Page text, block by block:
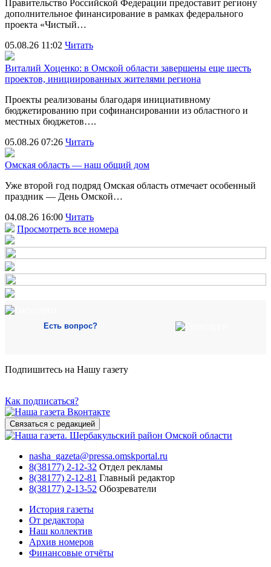
Правительство Российской Федерации предоставит региону
дополнительное финансирование в рамках федерального
проекта «Чистый…
05.08.26 11:02 Читать
Виталий Хоценко: в Омской области завершены еще шесть
проектов, инициированных жителями региона
Проекты реализованы благодаря инициативному
бюджетированию при софинансировании из областного и
местных бюджетов….
05.08.26 07:26 Читать
Омская область — наш общий дом
Уже второй год подряд Омская область отмечает особенный
праздник — День Омской…
04.08.26 16:00 Читать
Просмотреть все номера
Есть вопрос?
Подпишитесь на Нашу газету
Как подписаться?
Связаться с редакцией
nasha_gazeta@pressa.omskportal.ru
8(38177) 2-12-32 Отдел рекламы
8(38177) 2-12-81 Главный редактор
8(38177) 2-13-52 Обозреватели
История газеты
От редактора
Наш коллектив
Архив номеров
Финансовые отчёты